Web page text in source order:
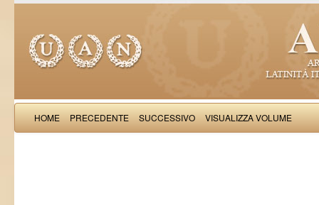
HOME PRECEDENTE SUCCESSIVO VISUALIZZA VOLUME